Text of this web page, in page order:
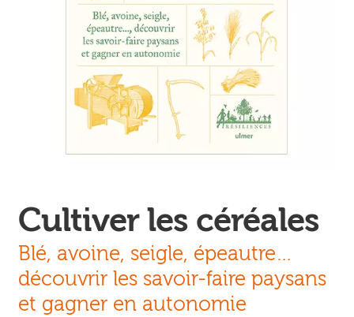
Cultiver les céréales
Blé, avoine, seigle, épeautre…
découvrir les savoir-faire paysans
et gagner en autonomie